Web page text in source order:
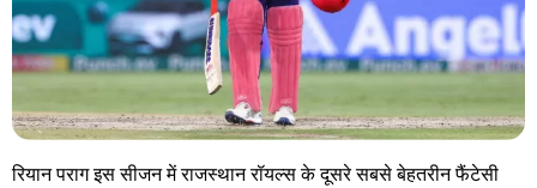
रियान पराग इस सीजन में राजस्थान रॉयल्स के दूसरे सबसे बेहतरीन फैंटेसी